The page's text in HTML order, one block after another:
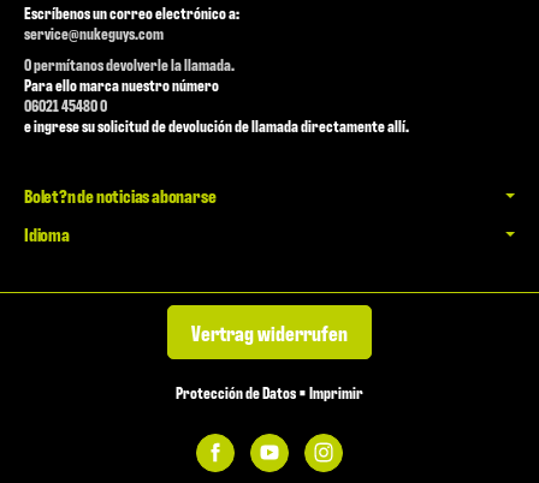
Escríbenos un correo electrónico a:
service@nukeguys.com
O permítanos devolverle la llamada.
Para ello marca nuestro número
06021 45480 0
e ingrese su solicitud de devolución de llamada directamente allí.
Bolet?n de noticias abonarse
Idioma
Vertrag widerrufen
Protección de Datos•Imprimir